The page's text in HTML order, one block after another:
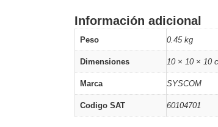
EPCOM Cloud
Body
Videoporteros e
Accesorios
Información adicional
Peso 0.45 kg
Dimensiones 10 × 10 × 10
Marca SYSCOM
Codigo SAT 60104701